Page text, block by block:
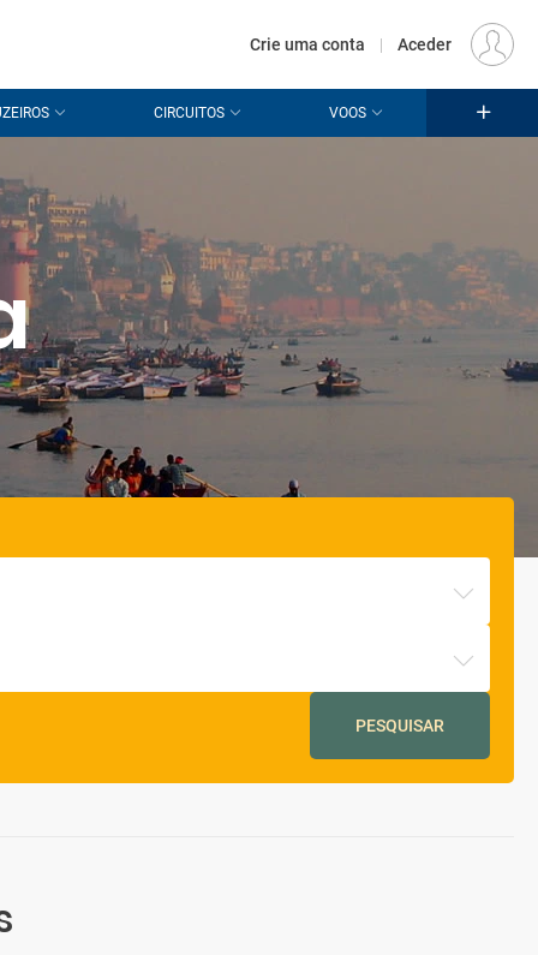
EUR
Crie uma conta | Aceder
CIRCUITOS VOOS
PESQUISAR